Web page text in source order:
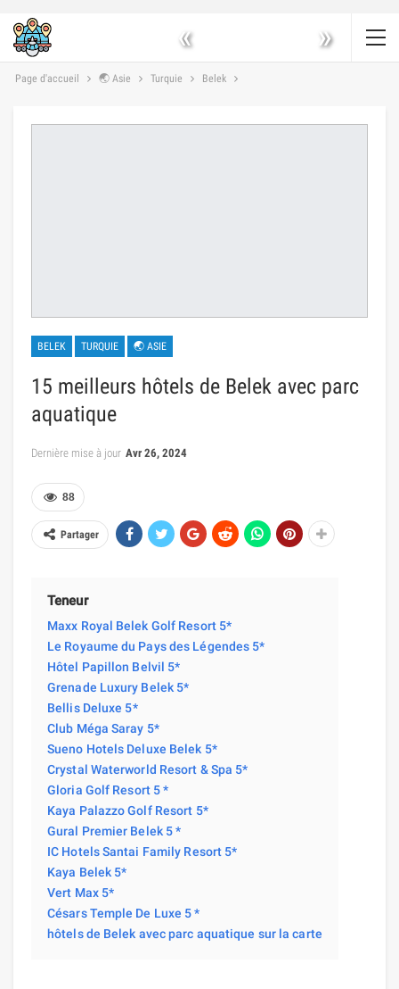
« »
Page d'accueil 🌏 Asie Turquie Belek
BELEK TURQUIE 🌏 ASIE
15 meilleurs hôtels de Belek avec parc
aquatique
Dernière mise à jour Avr 26, 2024
88
Partager
Teneur
Maxx Royal Belek Golf Resort 5*
Le Royaume du Pays des Légendes 5*
Hôtel Papillon Belvil 5*
Grenade Luxury Belek 5*
Bellis Deluxe 5*
Club Méga Saray 5*
Sueno Hotels Deluxe Belek 5*
Crystal Waterworld Resort & Spa 5*
Gloria Golf Resort 5 *
Kaya Palazzo Golf Resort 5*
Gural Premier Belek 5 *
IC Hotels Santai Family Resort 5*
Kaya Belek 5*
Vert Max 5*
Césars Temple De Luxe 5 *
hôtels de Belek avec parc aquatique sur la carte